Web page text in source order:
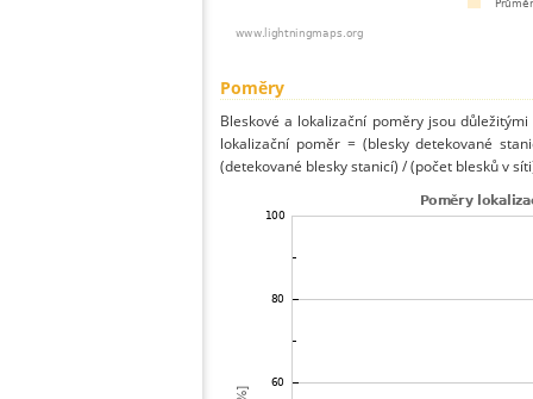
Poměry
Bleskové a lokalizační poměry jsou
lokalizační poměr = (blesky detekované
(detekované blesky stanicí) / (počet blesků v